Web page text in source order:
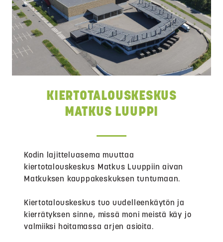
KIERTOTALOUSKESKUS
MATKUS LUUPPI
Kodin lajitteluasema muuttaa
kiertotalouskeskus Matkus Luuppiin aivan
Matkuksen kauppakeskuksen tuntumaan.
Kiertotalouskeskus tuo uudelleenkäytön ja
kierrätyksen sinne, missä moni meistä käy jo
valmiiksi hoitamassa arjen asioita.